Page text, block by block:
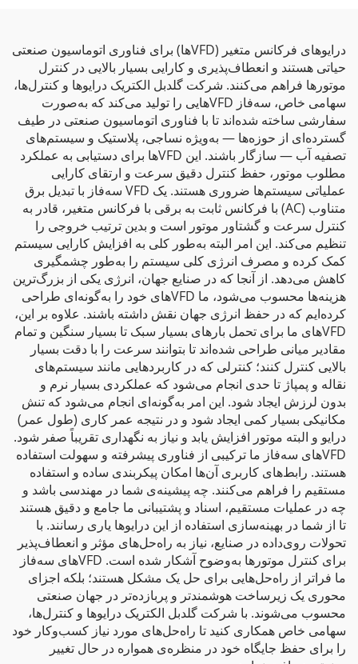
درایوهای فرکانس متغیر (VFDها) برای فناوری اتوماسیون صنعتی
حیاتی هستند و انعطاف‌پذیری و کارایی بسیار بالایی در کنترل
موتورها فراهم می‌کنند. شرکت گلدبل الکتریک درایوها و کنترل‌ها،
سهامی خاص، سه‌فاز VFDهایی را تولید می‌کند که به‌صورت
سفارشی ساخته شده‌اند تا با فناوری اتوماسیون صنعتی در طیف
گسترده‌ای از حوزه‌ها — به‌ویژه نساجی، پلاستیک و سیستم‌های
تصفیه آب — سازگار باشند. این VFDها برای دستیابی به عملکرد
مطلوب موتور، حفظ کنترل دقیق سرعت و ارتقای کارایی
عملیاتی سیستم‌ها ضروری هستند. یک VFD سه‌فاز با تبدیل برق
متناوب (AC) با فرکانس ثابت به برقی با فرکانس متغیر، قادر به
کنترل سرعت و گشتاور موتور است و بدین ترتیب خروجی را
تنظیم می‌کند. این امر البته به‌طور کلی به افزایش کارایی سیستم
کمک کرده و مصرف انرژی کلی سیستم را به‌طور چشمگیری
کاهش می‌دهد. از آنجا که در صنایع جهان، انرژی یکی از بزرگ‌ترین
هزینه‌ها محسوب می‌شود، ما VFDهای خود را به‌گونه‌ای طراحی
کرده‌ایم که در حفظ انرژی جهان نقش داشته باشند. علاوه بر این،
VFDهای ما برای تحمل بارهای بسیار سبک تا بسیار سنگین و تمام
مقادیر میانی طراحی شده‌اند تا بتوانند سرعت را با دقت بسیار
بالایی کنترل کنند؛ کنترلی که در کاربردهایی مانند سیستم‌های
نقاله و پمپاژ تا حدی انجام می‌شود که عملکردی بسیار نرم و
بدون لرزش ایجاد شود. این امر به‌گونه‌ای انجام می‌شود که تنش
مکانیکی بسیار کمی ایجاد شود و در نتیجه عمر کاری (طول عمر)
درایو و البته موتور افزایش یابد و نیاز به نگهداری تقریباً صفر شود.
VFDهای سه‌فاز ما ترکیبی از فناوری پیشرفته و سهولت استفاده
هستند. رابط‌های کاربری آن‌ها امکان پیکربندی ساده و استفاده
مستقیم را فراهم می‌کنند. چه پیشینه‌ی شما در مهندسی باشد و
چه در عملیات مستقیم، اسناد و پشتیبانی ما جامع و دقیق هستند
تا از شما در بهینه‌سازی استفاده از این درایوها یاری رسانند. با
تحولات روی‌داده در صنایع، نیاز به راه‌حل‌های مؤثر و انعطاف‌پذیر
برای کنترل موتورها به‌وضوح آشکار شده است. VFDهای سه‌فاز
ما فراتر از راه‌حل‌هایی برای حل یک مشکل هستند؛ بلکه اجزای
محوری یک زیرساخت هوشمندتر و پربازده‌تر در جهان صنعتی
محسوب می‌شوند. با شرکت گلدبل الکتریک درایوها و کنترل‌ها،
سهامی خاص همکاری کنید تا راه‌حل‌های مورد نیاز کسب‌وکار خود
را برای حفظ جایگاه خود در منظره‌ی همواره در حال تغییر